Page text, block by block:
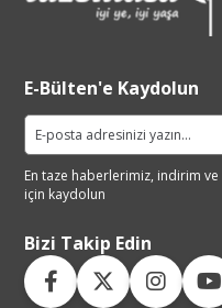
E-Bülten'e Kaydolun
En taze haberlerimiz, indirim ve
için kaydolun
Bizi Takip Edin